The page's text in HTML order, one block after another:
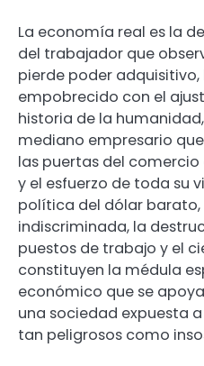
La economía real es la
del trabajador que
pierde poder
empobrecido con el
historia de la
mediano empresario
las puertas del comercio
y el esfuerzo de toda su
política del dólar
indiscriminada, la
puestos de trabajo y el
constituyen la médula
económico que se
una sociedad expuesta
tan peligrosos como